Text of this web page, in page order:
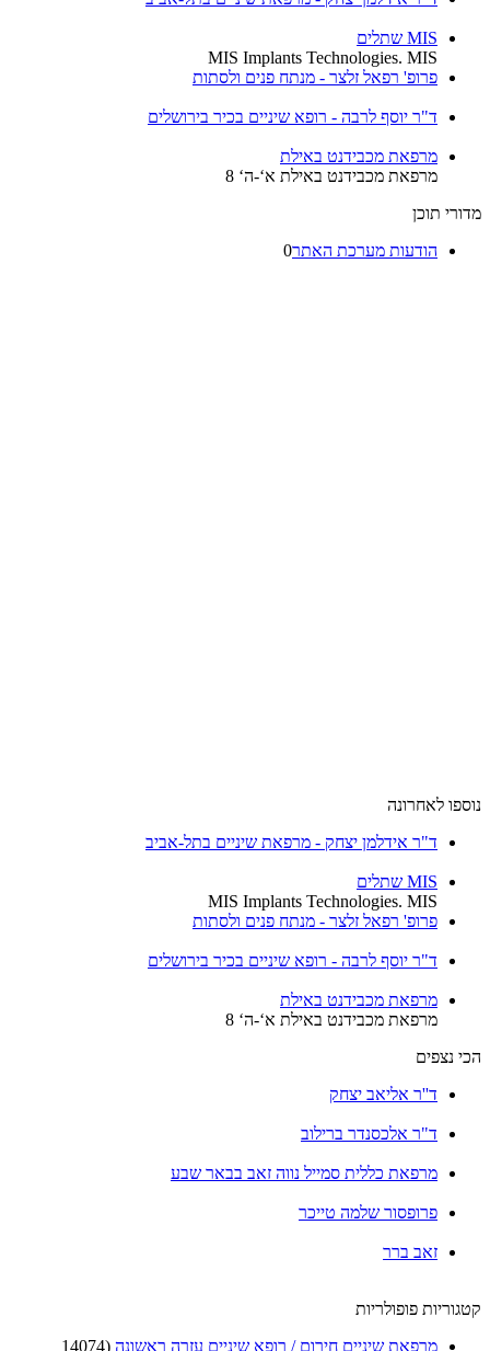
MIS שתלים
MIS Implants Technologies. MIS
פרופ' רפאל זלצר - מנתח פנים ולסתות
ד"ר יוסף לרבה - רופא שיניים בכיר בירושלים
מרפאת מכבידנט באילת
מרפאת מכבידנט באילת א‘-ה‘ 8
תוכן
הודעות מערכת האתר0
לאחרונה
ד"ר אידלמן יצחק - מרפאת שיניים בתל-אביב
MIS שתלים
MIS Implants Technologies. MIS
פרופ' רפאל זלצר - מנתח פנים ולסתות
ד"ר יוסף לרבה - רופא שיניים בכיר בירושלים
מרפאת מכבידנט באילת
מרפאת מכבידנט באילת א‘-ה‘ 8
נצפים
ד''ר אליאב יצחק
ד"ר אלכסנדר ברילוב
מרפאת כללית סמייל נווה זאב בבאר שבע
פרופסור שלמה טייכר
זאב ברר
פופולריות
מרפאת שיניים חירום / רופא שיניים עזרה ראשונה (14074